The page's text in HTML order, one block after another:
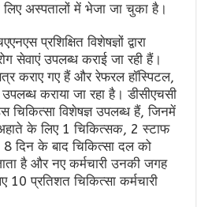
अस्पतालों में भेजा जा चुका है।
प्रशिक्षित विशेषज्ञों द्वारा
सेवाएं उपलब्ध कराई जा रही हैं।
कराए गए हैं और रेफरल हॉस्पिटल,
उपलब्ध कराया जा रहा है। डीसीएचसी
चिकित्सा विशेषज्ञ उपलब्ध हैं, जिनमें
के लिए 1 चिकित्सक, 2 स्टाफ
8 दिन के बाद चिकित्सा दल को
है और नए कर्मचारी उनकी जगह
प्रतिशत चिकित्सा कर्मचारी